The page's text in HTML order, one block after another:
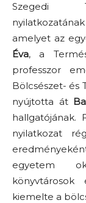
Szegedi
amelyet az
Éva, a
professzor
Bölcsészet- és
nyújtotta át
hallgatójának.
nyilatkozat
egyetem
kiemelte a